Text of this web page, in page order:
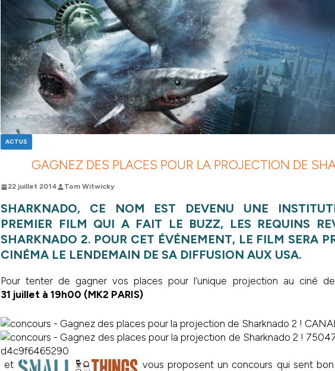
ACTUS
GAGNEZ DES PLACES POUR LA PROJECTION DE
22 juillet 2014 Tom Witwicky
SHARKNADO, CE NOM EST DEVENU UNE
PREMIER FILM QUI A FAIT LE BUZZ, LES REQUINS
SHARKNADO 2. POUR CET ÉVÉNEMENT, LE FILM SERA
CINÉMA LE LENDEMAIN DE SA DIFFUSION AUX USA.
Pour tenter de gagner vos places pour l’unique projection au ciné
31 juillet à 19h00 (MK2 PARIS)
et
vous proposent un concours qui sent